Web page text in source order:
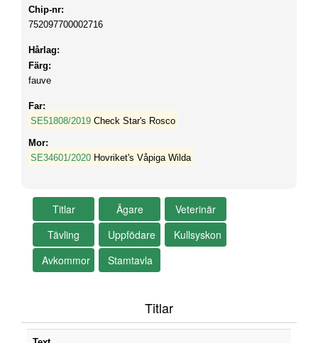
Chip-nr:
752097700002716
Hårlag:
Färg:
fauve
Far:
SE51808/2019 Check Star's Rosco
Mor:
SE34601/2020 Hovriket's Våpiga Wilda
Titlar